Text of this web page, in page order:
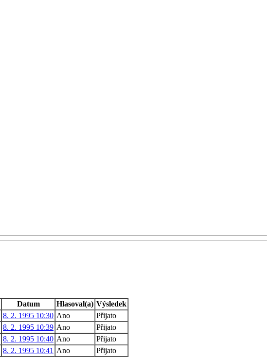
Datum Hlasoval(a) Výsledek
8. 2. 1995 10:30 Ano
Přijato
8. 2. 1995 10:39 Ano
Přijato
8. 2. 1995 10:40 Ano
Přijato
8. 2. 1995 10:41 Ano
Přijato